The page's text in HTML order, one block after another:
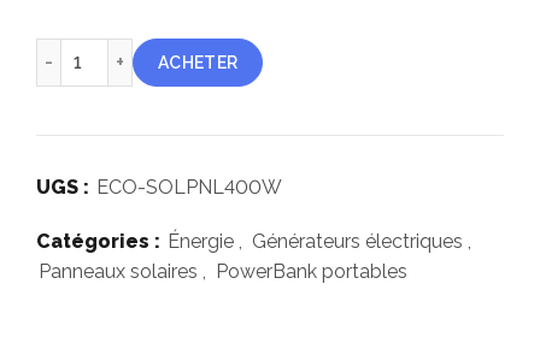
quantité de Ecoflow panneau solaire 400W
ACHETER
UGS : ECO-SOLPNL400W
Catégories : Énergie Générateurs électriques
Panneaux solaires
PowerBank portables